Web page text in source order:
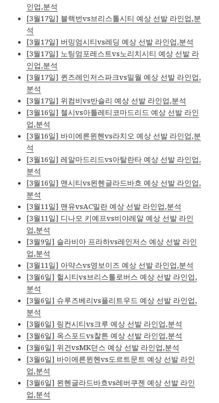
인업,분석
[3월17일] 블랙번vs브리스톨시티 예상 선발 라인업,분
석
[3월17일] 버밍엄시티vs레딩 예상 선발 라인업,분석
[3월17일] 노팅엄포레스트vs노리치시티 예상 선발 라
인업,분석
[3월17일] 퀸즈레인저스파크vs밀월 예상 선발 라인업,
분석
[3월17일] 위컴비vs반슬리 예상 선발 라인업,분석
[3월16일] 첼시vs아틀레티코마드리드 예상 선발 라인
업,분석
[3월16일] 바이에른뮌헨vs라치오 예상 선발 라인업,분
석
[3월16일] 레알마드리드vs아탈란타 예상 선발 라인업,
분석
[3월16일] 맨시티vs묀헨글라드바흐 예상 선발 라인업,
분석
[3월11일] 맨유vsAC밀란 예상 선발 라인업,분석
[3월11일] 디나모 키예프vs비야레알 예상 선발 라인
업,분석
[3월9일] 슬라비아 프라하vs레인저스 예상 선발 라인
업,분석
[3월11일] 아약스vs영보이즈 예상 선발 라인업,분석
[3월6일] 헐시티vs브리스톨로버스 예상 선발 라인업,
분석
[3월6일] 슈루즈베리vs플리트우드 예상 선발 라인업,
분석
[3월6일] 링컨시티vs크루 예상 선발 라인업,분석
[3월6일] 옥스포드vs찰튼 예상 선발 라인업,분석
[3월6일] 위건vsMK던스 예상 선발 라인업,분석
[3월6일] 바이에른뮌헨vs도르트문트 예상 선발 라인
업,분석
[3월6일] 묀헨글라드바흐vs레버쿠젠 예상 선발 라인
업,분석